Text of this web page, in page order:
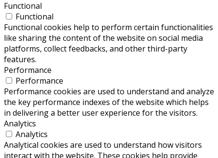
Functional
Functional
Functional cookies help to perform certain functionalities
like sharing the content of the website on social media
platforms, collect feedbacks, and other third-party
features.
Performance
Performance
Performance cookies are used to understand and analyze
the key performance indexes of the website which helps
in delivering a better user experience for the visitors.
Analytics
Analytics
Analytical cookies are used to understand how visitors
interact with the website. These cookies help provide